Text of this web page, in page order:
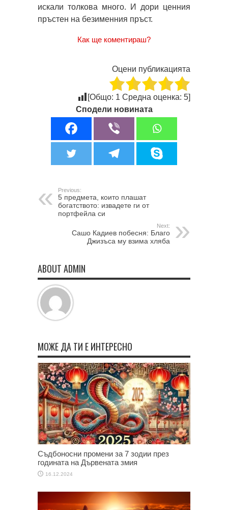
искали толкова много. И дори ценния
пръстен на безименния пръст.
Как ще коментираш?
Оцени публикацията
[Общо: 1 Средна оценка: 5]
Сподели новината
Previous:
5 предмета, които плашат
богатството: извадете ги от
портфейла си
Next:
Сашо Кадиев побесня: Благо
Джизъса му взима хляба
ABOUT ADMIN
МОЖЕ ДА ТИ Е ИНТЕРЕСНО
Съдбоносни промени за 7 зодии през
годината на Дървената змия
16.12.2024